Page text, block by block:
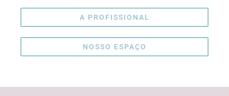
A PROFISSIONAL
NOSSO ESPAÇO